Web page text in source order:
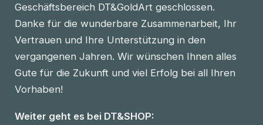
Geschäftsbereich DT&GoldArt geschlossen.
Danke für die wunderbare Zusammenarbeit, Ihr
Vertrauen und Ihre Unterstützung in den
vergangenen Jahren. Wir wünschen Ihnen alles
Gute für die Zukunft und viel Erfolg bei all Ihren
Vorhaben!
Weiter geht es bei DT&SHOP: